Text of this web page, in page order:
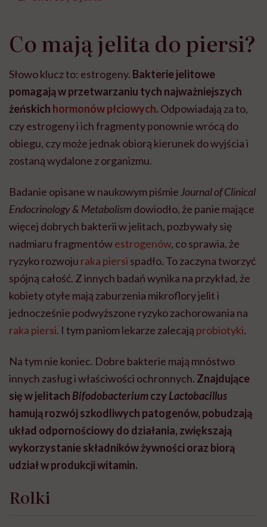
Co mają jelita do piersi?
Słowo klucz to: estrogeny. Bakterie jelitowe
pomagają w przetwarzaniu tych najważniejszych
żeńskich hormonów płciowych. Odpowiadają za to,
czy estrogeny i ich fragmenty ponownie wrócą do
obiegu, czy może jednak obiorą kierunek do wyjścia i
zostaną wydalone z organizmu.
Badanie opisane w naukowym piśmie Journal of Clinical
Endocrinology & Metabolism dowiodło, że panie mające
więcej dobrych bakterii w jelitach, pozbywały się
nadmiaru fragmentówestrogenów, co sprawia, że
ryzyko rozwoju raka piersi spadło. To zaczyna tworzyć
spójną całość. Z innych badań wynika na przykład, że
kobiety otyłe mają zaburzenia mikroflory jelit i
jednocześnie podwyższone ryzyko zachorowania na
raka piersi. I tym paniom lekarze zalecają probiotyki.
Na tym nie koniec. Dobre bakterie mają mnóstwo
innych zasług i właściwości ochronnych. Znajdujące
się w jelitach Bifodobacteriumczy Lactobacillus
hamują rozwój szkodliwych patogenów, pobudzają
układ odpornościowy do działania, zwiększają
wykorzystanie składników żywności oraz biorą
udział w produkcji witamin.
Rolki